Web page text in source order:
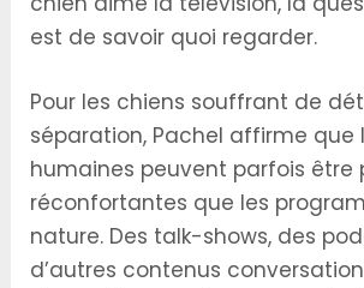
est de savoir quoi regarder.
Pour les chiens souffrant de
séparation, Pachel affirme que
humaines peuvent parfois être
réconfortantes que les
nature. Des talk-shows, des
d’autres contenus